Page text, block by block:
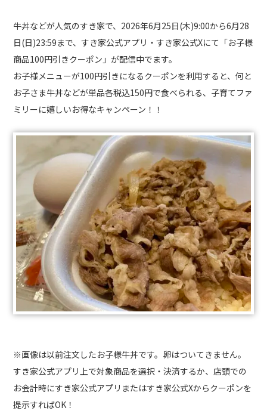
牛丼などが人気のすき家で、2026年6月25日(木)9:00から6月28
日(日)23:59まで、すき家公式アプリ・すき家公式Xにて「お子様
商品100円引きクーポン」が配信中でます。
お子様メニューが100円引きになるクーポンを利用すると、何と
お子さま牛丼などが単品各税込150円で食べられる、子育てファ
ミリーに嬉しいお得なキャンペーン！！
※画像は以前注文したお子様牛丼です。卵はついてきません。
すき家公式アプリ上で対象商品を選択・決済するか、店頭での
お会計時にすき家公式アプリまたはすき家公式Xからクーポンを
提示すればOK！